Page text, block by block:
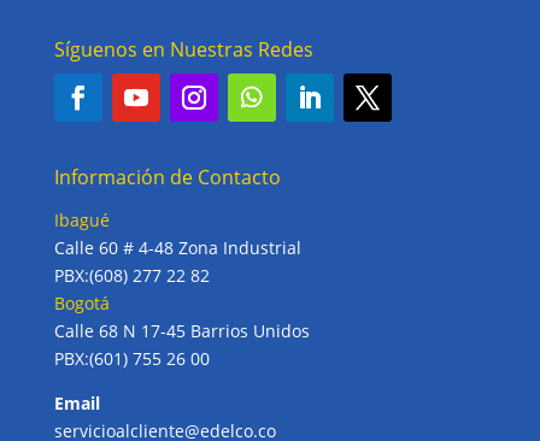
Síguenos en Nuestras Redes
Información de Contacto
Ibagué
Calle 60 # 4-48 Zona Industrial
PBX:(608) 277 22 82
Bogotá
Calle 68 N 17-45 Barrios Unidos
PBX:(601) 755 26 00
Email
servicioalcliente@edelco.co